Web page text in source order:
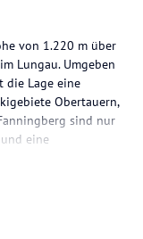
von 1.220 m über
Lungau. Umgeben
die Lage eine
Obertauern,
sind nur
eine